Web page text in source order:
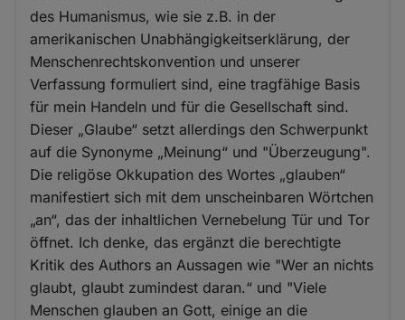
des Humanismus, wie sie z.B. in der
amerikanischen Unabhängigkeitserklärung, der
Menschenrechtskonvention und unserer
Verfassung formuliert sind, eine tragfähige Basis
für mein Handeln und für die Gesellschaft sind.
Dieser „Glaube“ setzt allerdings den Schwerpunkt
auf die Synonyme „Meinung“ und "Überzeugung".
Die religöse Okkupation des Wortes „glauben“
manifestiert sich mit dem unscheinbaren Wörtchen
„an“, das der inhaltlichen Vernebelung Tür und Tor
öffnet. Ich denke, das ergänzt die berechtigte
Kritik des Authors an Aussagen wie "Wer an nichts
glaubt, glaubt zumindest daran.“ und "Viele
Menschen glauben an Gott, einige an die